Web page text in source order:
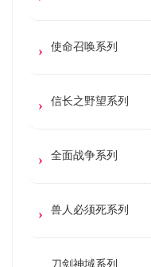
使命召唤系列
信长之野望系列
全面战争系列
兽人必须死系列
刀剑神域系列